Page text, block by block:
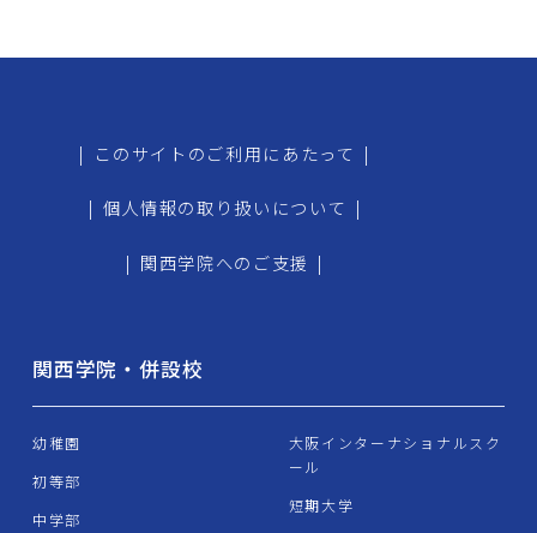
| このサイトのご利用にあたって |
| 個人情報の取り扱いについて |
| 関西学院へのご支援 |
関西学院・併設校
幼稚園
初等部
中学部
大阪インターナショナルスク
ール
短期大学